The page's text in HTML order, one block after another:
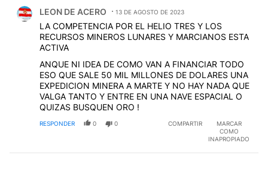
LEON DE ACERO 13 DE AGOSTO DE 2023
LA COMPETENCIA POR EL HELIO TRES Y LOS
RECURSOS MINEROS LUNARES Y MARCIANOS ESTA
ACTIVA
ANQUE NI IDEA DE COMO VAN A FINANCIAR TODO
ESO QUE SALE 50 MIL MILLONES DE DOLARES UNA
EXPEDICION MINERA A MARTE Y NO HAY NADA QUE
VALGA TANTO Y ENTRE EN UNA NAVE ESPACIAL O
QUIZAS BUSQUEN ORO !
RESPONDER 0 0 COMPARTIR
MARCAR
COMO
INAPROPIADO